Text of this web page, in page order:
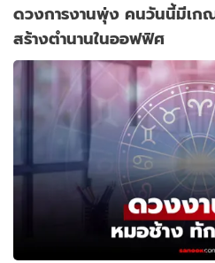
ดวงการงานพุ่ง คนวันนี้มีเก
สร้างตำนานในออฟฟิศ